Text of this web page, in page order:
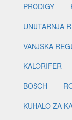
PRODIGY
UNUTARNJA
VANJSKA
KALORIFER
BOSCH
KUHALO ZA